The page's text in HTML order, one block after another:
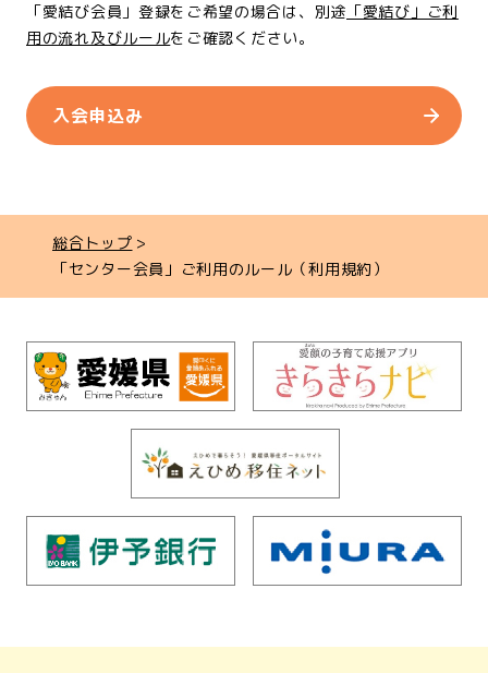
「愛結び会員」登録をご希望の場合は、別途 「愛結び」ご利
用の流れ及びルールをご確認ください。
入会申込み
総合トップ
「センター会員」ご利用のルール（利用規約）